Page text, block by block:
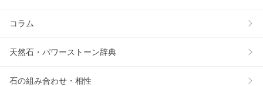
コラム
天然石・パワーストーン辞典
石の組み合わせ・相性